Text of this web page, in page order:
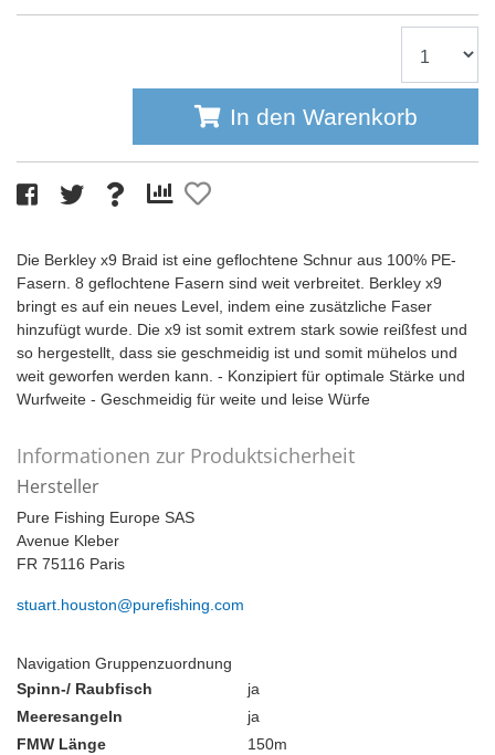
In den Warenkorb
Die Berkley x9 Braid ist eine geflochtene Schnur aus 100% PE-
Fasern. 8 geflochtene Fasern sind weit verbreitet. Berkley x9
bringt es auf ein neues Level, indem eine zusätzliche Faser
hinzufügt wurde. Die x9 ist somit extrem stark sowie reißfest und
so hergestellt, dass sie geschmeidig ist und somit mühelos und
weit geworfen werden kann. - Konzipiert für optimale Stärke und
Wurfweite - Geschmeidig für weite und leise Würfe
Informationen zur Produktsicherheit
Hersteller
Pure Fishing Europe SAS
Avenue Kleber
FR 75116 Paris
stuart.houston@purefishing.com
Navigation Gruppenzuordnung
Spinn-/ Raubfisch
ja
Meeresangeln
ja
FMW Länge
150m